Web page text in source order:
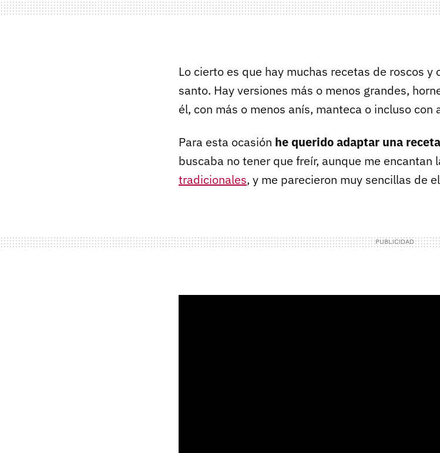
Lo cierto es que hay muchas recetas de roscos
santo. Hay versiones más o menos grandes,
él, con más o menos anís, manteca o incluso con
Para esta ocasión he querido adaptar una
buscaba no tener que freír, aunque me encantan
tradicionales, y me parecieron muy sencillas de